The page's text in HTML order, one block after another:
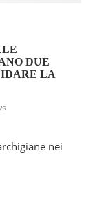
DUE
LA
nei